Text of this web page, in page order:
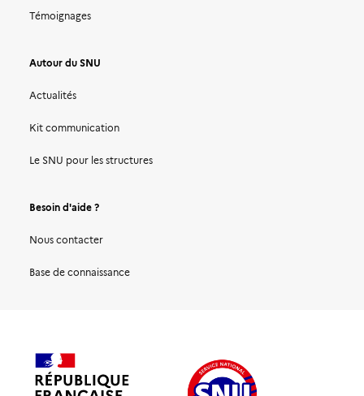
Témoignages
Autour du SNU
Actualités
Kit communication
Le SNU pour les structures
Besoin d'aide ?
Nous contacter
Base de connaissance